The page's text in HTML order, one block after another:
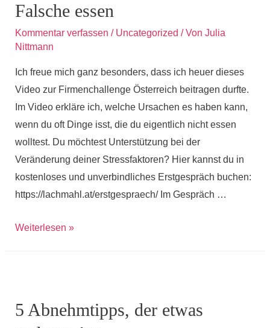
Falsche essen
Kommentar verfassen / Uncategorized / Von Julia
Nittmann
Ich freue mich ganz besonders, dass ich heuer dieses
Video zur Firmenchallenge Österreich beitragen durfte.
Im Video erkläre ich, welche Ursachen es haben kann,
wenn du oft Dinge isst, die du eigentlich nicht essen
wolltest. Du möchtest Unterstützung bei der
Veränderung deiner Stressfaktoren? Hier kannst du in
kostenloses und unverbindliches Erstgespräch buchen:
https://lachmahl.at/erstgespraech/ Im Gespräch …
Video:
Falsche
Weiterlesen »
5 Abnehmtipps, der etwas